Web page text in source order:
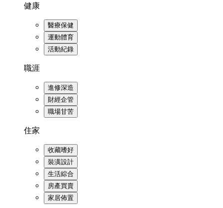
健康
醫療保健
運動體育
活動紀錄
職涯
進修深造
財經企管
職場甘苦
住家
收藏嗜好
裝潢設計
生活綜合
房產買賣
家居佈置